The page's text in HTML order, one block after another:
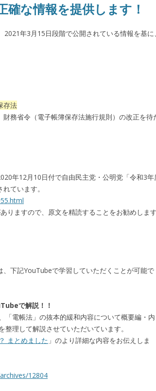
確な情報を提供します！
2021年3月15日段階で公開されている情報を基に、
存法
務省令（電子帳簿保存法施行規則）の改正を待
年12月10日付で自由民主党・公明党「令和3年
ています。
りますので、原文を精読することをお勧めします
下記YouTubeで学習していただくことが可能で
で解説！！
「電帳法」の抜本的緩和内容について概要編・内
理して解説させていただいています。
まとめました 」のより詳細な内容をお伝えしま
12804